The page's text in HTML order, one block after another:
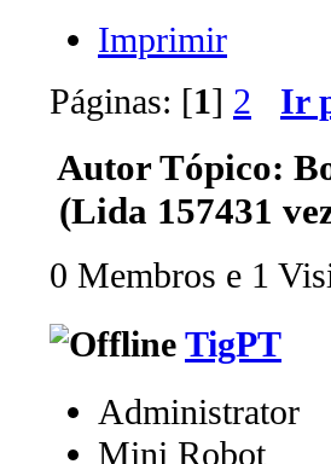
Imprimir
Páginas: [1] 2 Ir
AutorTópico:
(Lida 157431
0 Membros e 1
TigPT
Administrator
Mini Robot